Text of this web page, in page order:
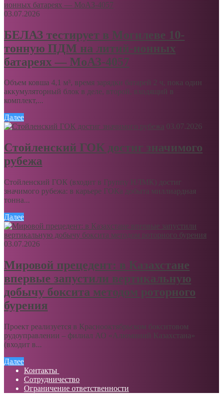
03.07.2026
БЕЛАЗ тестирует в Могилеве 10-
тонную ПДМ на литий-ионных
батареях — МоАЗ-4057
Объем ковша 4,1 м³, время зарядки батарей 2 ч, пока один
аккумуляторный блок в деле, второй, входящий в
комплект,...
Далее
03.07.2026
Стойленский ГОК достиг значимого
рубежа
Стойленский ГОК (входит в Группу НЛМК) достиг
значимого рубежа: в карьере ГОКа добыта миллиардная
тонна...
Далее
03.07.2026
Мировой прецедент: в Казахстане
впервые запустили вертикальную
добычу боксита методом роторного
бурения
Проект реализуется в Краснооктябрьском бокситовом
рудоуправлении – филиал АО «Алюминий Казахстана»
(входит в...
Далее
Контакты
Сотрудничество
Ограничение ответственности